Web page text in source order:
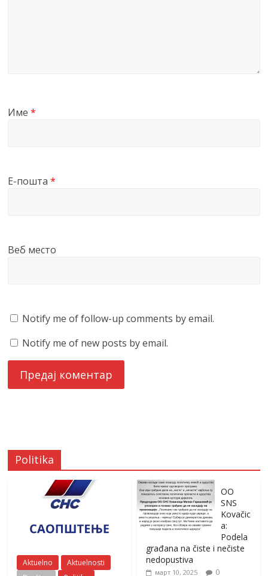
Име*
Е-пошта*
Веб место
Notify me of follow-up comments by email.
Notify me of new posts by email.
Politika
Aktuelno
Aktuelnosti
OO
SNS
Kovačic
a:
Podela
građana na čiste i nečiste
nedopustiva
март 10, 2025 0